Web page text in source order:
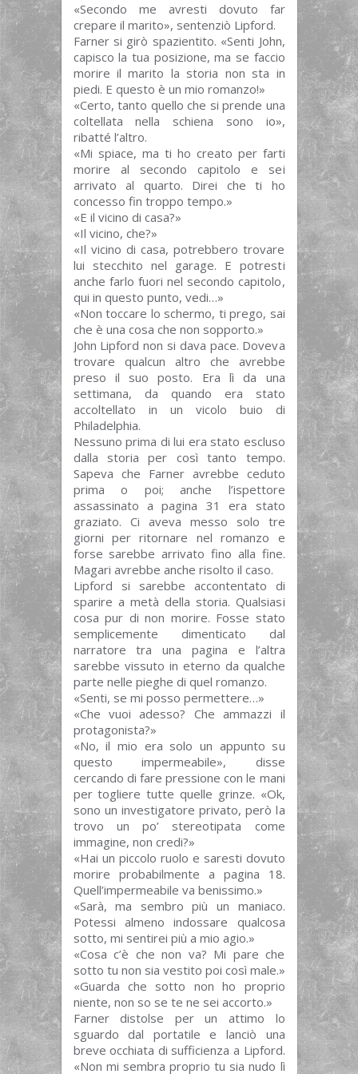
«Secondo me avresti dovuto far
crepare il marito», sentenziò Lipford.
Farner si girò spazientito. «Senti John,
capisco la tua posizione, ma se faccio
morire il marito la storia non sta in
piedi. E questo è un mio romanzo!»
«Certo, tanto quello che si prende una
coltellata nella schiena sono io»,
ribatté l’altro.
«Mi spiace, ma ti ho creato per farti
morire al secondo capitolo e sei
arrivato al quarto. Direi che ti ho
concesso fin troppo tempo.»
«E il vicino di casa?»
«Il vicino, che?»
«Il vicino di casa, potrebbero trovare
lui stecchito nel garage. E potresti
anche farlo fuori nel secondo capitolo,
qui in questo punto, vedi…»
«Non toccare lo schermo, ti prego, sai
che è una cosa che non sopporto.»
John Lipford non si dava pace. Doveva
trovare qualcun altro che avrebbe
preso il suo posto. Era lì da una
settimana, da quando era stato
accoltellato in un vicolo buio di
Philadelphia.
Nessuno prima di lui era stato escluso
dalla storia per così tanto tempo.
Sapeva che Farner avrebbe ceduto
prima o poi; anche l’ispettore
assassinato a pagina 31 era stato
graziato. Ci aveva messo solo tre
giorni per ritornare nel romanzo e
forse sarebbe arrivato fino alla fine.
Magari avrebbe anche risolto il caso.
Lipford si sarebbe accontentato di
sparire a metà della storia. Qualsiasi
cosa pur di non morire. Fosse stato
semplicemente dimenticato dal
narratore tra una pagina e l’altra
sarebbe vissuto in eterno da qualche
parte nelle pieghe di quel romanzo.
«Senti, se mi posso permettere…»
«Che vuoi adesso? Che ammazzi il
protagonista?»
«No, il mio era solo un appunto su
questo impermeabile», disse
cercando di fare pressione con le mani
per togliere tutte quelle grinze. «Ok,
sono un investigatore privato, però la
trovo un po’ stereotipata come
immagine, non credi?»
«Hai un piccolo ruolo e saresti dovuto
morire probabilmente a pagina 18.
Quell’impermeabile va benissimo.»
«Sarà, ma sembro più un maniaco.
Potessi almeno indossare qualcosa
sotto, mi sentirei più a mio agio.»
«Cosa c’è che non va? Mi pare che
sotto tu non sia vestito poi così male.»
«Guarda che sotto non ho proprio
niente, non so se te ne sei accorto.»
Farner distolse per un attimo lo
sguardo dal portatile e lanciò una
breve occhiata di sufficienza a Lipford.
«Non mi sembra proprio tu sia nudo lì